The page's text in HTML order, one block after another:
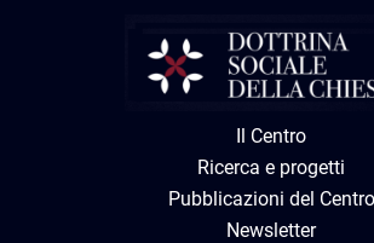
Il Centro
Ricerca e progetti
Pubblicazioni del Centro
Newsletter